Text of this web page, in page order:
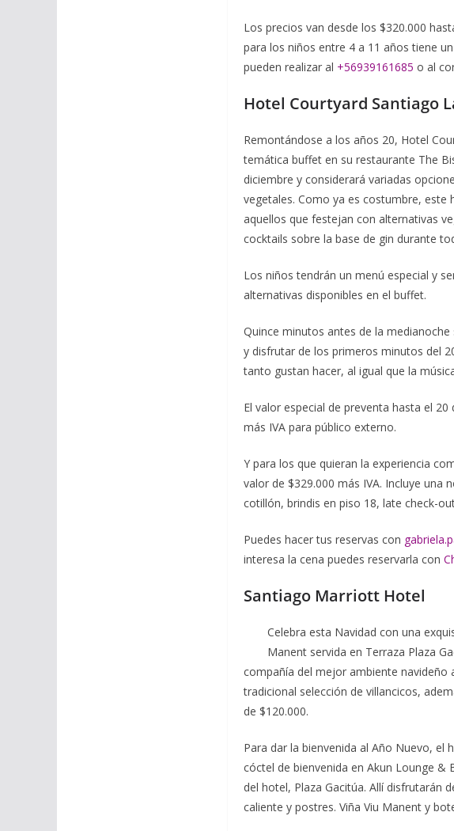
Los precios van desde los $320.000
para los niños entre 4 a 11 años tiene
pueden realizar al +56939161685 o al
Hotel Courtyard Santiago
Remontándose a los años 20, Hotel
temática buffet en su restaurante The
diciembre y considerará variadas
vegetales. Como ya es costumbre, este
aquellos que festejan con alternativas
cocktails sobre la base de gin durante
Los niños tendrán un menú especial y
alternativas disponibles en el buffet.
Quince minutos antes de la
y disfrutar de los primeros minutos del
tanto gustan hacer, al igual que la
El valor especial de preventa hasta el
más IVA para público externo.
Y para los que quieran la experiencia
valor de $329.000 más IVA. Incluye una
cotillón, brindis en piso 18, late check-
Puedes hacer tus reservas con
interesa la cena puedes reservarla con
Santiago Marriott Hotel
Celebra esta Navidad con una
Manent servida en Terraza Plaza
compañía del mejor ambiente navideño
tradicional selección de villancicos,
de $120.000.
Para dar la bienvenida al Año Nuevo, el
cóctel de bienvenida en Akun Lounge
del hotel, Plaza Gacitúa. Allí disfrutarán
caliente y postres. Viña Viu Manent y